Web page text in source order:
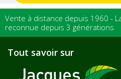
Vente à distance depuis 1960 -
reconnue depuis 3 générations
Tout savoir sur